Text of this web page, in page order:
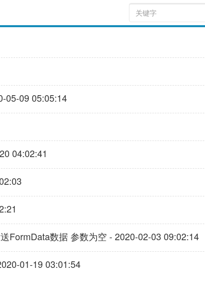
05-09 05:05:14
04:02:41
FormData数据 参数为空 - 2020-02-03 09:02:14
01-19 03:01:54